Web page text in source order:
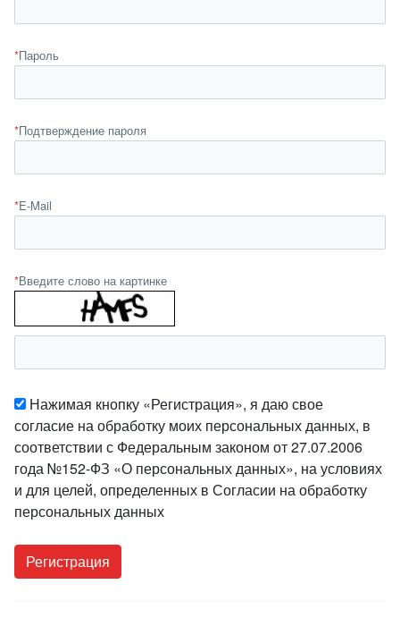
*Пароль
*Подтверждение пароля
*E-Mail
*Введите слово на картинке
Нажимая кнопку «Регистрация», я даю свое
согласие на обработку моих персональных данных, в
соответствии с Федеральным законом от 27.07.2006
года №152-ФЗ «О персональных данных», на условиях
и для целей, определенных в Согласии на обработку
персональных данных